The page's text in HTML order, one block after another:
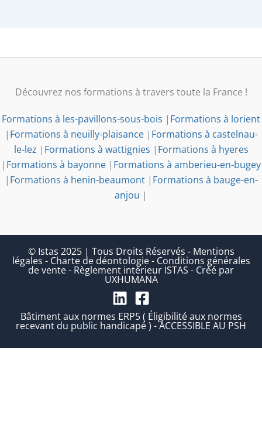
Découvrez nos formations à travers toute la France !
Formations à les-pavillons-sous-bois | Formations à lorient
| Formations à neuilly-plaisance| Formations à castelnau-
le-lez | Formations à wattignies | Formations à hyeres
| Formations à bayonne | Formations à amberieu-en-bugey
| Formations à henin-beaumont| Formations à bauge-en-
anjou |
© Istas 2025 | Tous Droits Réservés - Mentions
légales - Charte de déontologie- Conditions générales
de vente- Règlement intérieur ISTAS - Créé par
UXHUMANA
Bâtiment aux normes ERP5 ( Éligibilité aux normes
recevant du public handicapé ) - ACCESSIBLE AU PSH